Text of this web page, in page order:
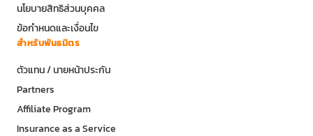
นโยบายสิทธิส่วนบุคคล
ข้อกำหนดและเงื่อนไข
สำหรับพันธมิตร
ตัวแทน / นายหน้าประกัน
Partners
Affiliate Program
Insurance as a Service